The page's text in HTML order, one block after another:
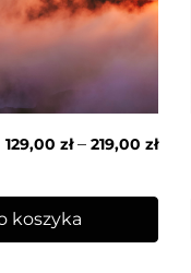
129,00zł–219,00zł
koszyka